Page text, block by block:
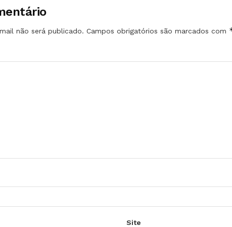
não será publicado. Campos obrigatórios são marcados com
Site